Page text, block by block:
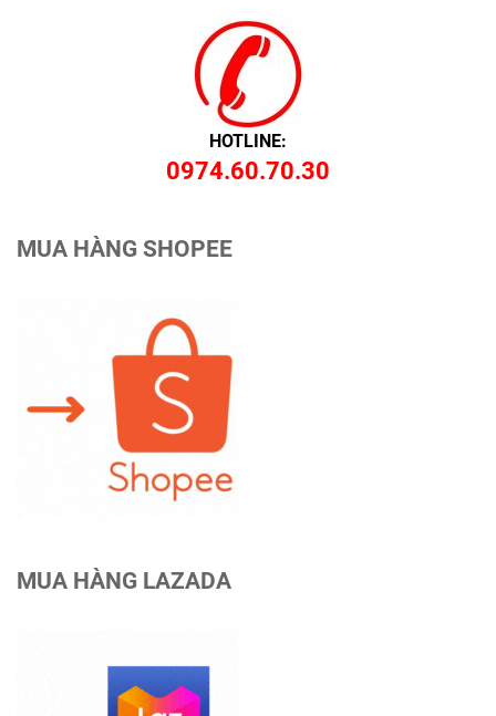
HOTLINE:
0974.60.70.30
MUA HÀNG SHOPEE
MUA HÀNG LAZADA